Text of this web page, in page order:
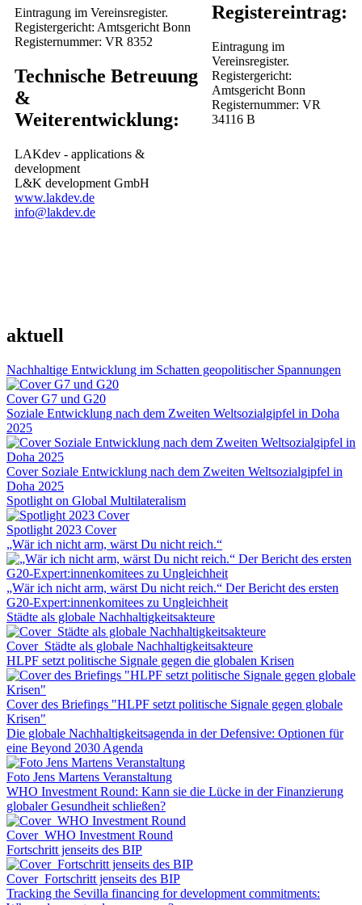
Eintragung im Vereinsregister.
Registergericht: Amtsgericht Bonn
Registernummer: VR 8352
Technische Betreuung
&
Weiterentwicklung:
LAKdev - applications &
development
L&K development GmbH
www.lakdev.de
info@lakdev.de
Registereintrag:
Eintragung im
Vereinsregister.
Registergericht:
Amtsgericht Bonn
Registernummer: VR
34116 B
aktuell
Nachhaltige Entwicklung im Schatten geopolitischer Spannungen
Cover G7 und G20
Soziale Entwicklung nach dem Zweiten Weltsozialgipfel in Doha
2025
Cover Soziale Entwicklung nach dem Zweiten Weltsozialgipfel in
Doha 2025
Spotlight on Global Multilateralism
Spotlight 2023 Cover
„Wär ich nicht arm, wärst Du nicht reich.“
„Wär ich nicht arm, wärst Du nicht reich.“ Der Bericht des ersten
G20-Expert:innenkomitees zu Ungleichheit
Städte als globale Nachhaltigkeitsakteure
Cover_Städte als globale Nachhaltigkeitsakteure
HLPF setzt politische Signale gegen die globalen Krisen
Cover des Briefings "HLPF setzt politische Signale gegen globale
Krisen"
Die globale Nachhaltigkeitsagenda in der Defensive: Optionen für
eine Beyond 2030 Agenda
Foto Jens Martens Veranstaltung
WHO Investment Round: Kann sie die Lücke in der Finanzierung
globaler Gesundheit schließen?
Cover_WHO Investment Round
Fortschritt jenseits des BIP
Cover_Fortschritt jenseits des BIP
Tracking the Sevilla financing for development commitments: